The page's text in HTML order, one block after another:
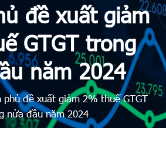
đề xuất giảm
GTGT trong
năm 2024
phủ đề xuất giảm 2% thuế GTGT
nửa đầu năm 2024